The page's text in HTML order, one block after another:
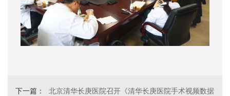
下一篇：
北京清华长庚医院召开《清华长庚医院手术视频数据